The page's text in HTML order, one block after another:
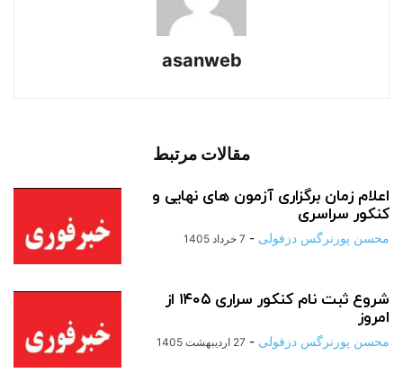
asanweb
مقالات مرتبط
اعلام زمان برگزاری آزمون های نهایی و
کنکور سراسری
محسن پورنرگس دزفولی - 7 خرداد 1405
شروع ثبت نام کنکور سراری ۱۴۰۵ از
امروز
محسن پورنرگس دزفولی - 27 اردیبهشت 1405